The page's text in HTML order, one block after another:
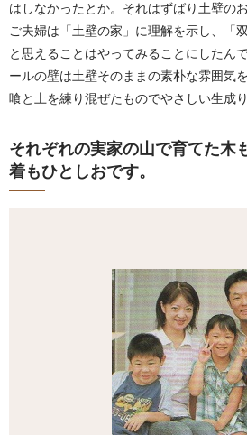
はしなかったとか。それはずばり土壁のお
ご夫婦は「土壁の家」に理解を示し、「
と思えることはやってみることにしたん
ールの壁は土壁そのままの素朴な雰囲気
喰と土を練り混ぜたものでやさしい生成
それぞれの実家の山で育てた木
着もひとしおです。